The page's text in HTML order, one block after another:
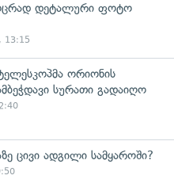
დეტალური ფოტო
13:15
ორიონის
სურათი გადაიღო
ცივი ადგილი სამყაროში?